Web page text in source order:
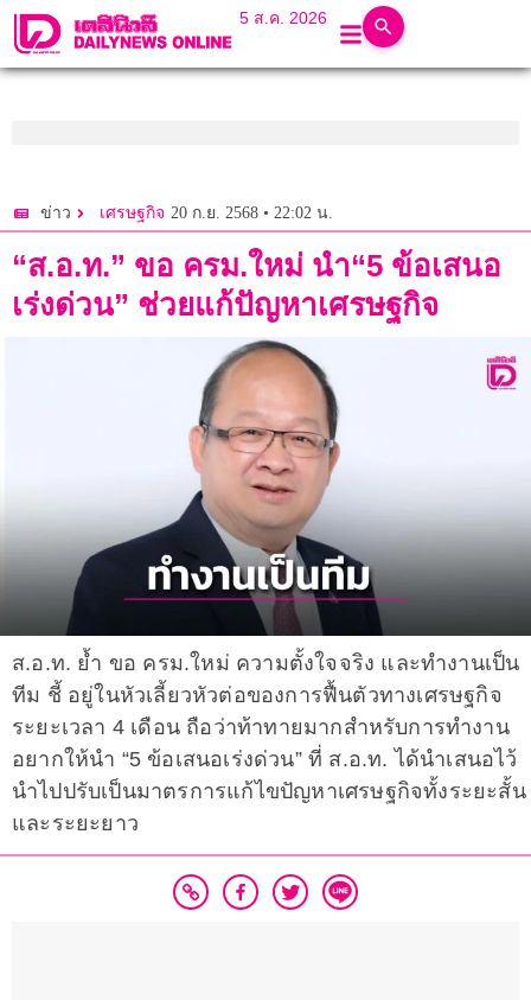
5 ส.ค. 2026
ข่าว เศรษฐกิจ 20 ก.ย. 2568 • 22:02 น.
“ส.อ.ท.” ขอ ครม.ใหม่ นำ“5 ข้อเสนอ
เร่งด่วน” ช่วยแก้ปัญหาเศรษฐกิจ
ส.อ.ท. ย้ำ ขอ ครม.ใหม่ ความตั้งใจจริง และทำงานเป็น
ทีม ชี้ อยู่ในหัวเลี้ยวหัวต่อของการฟื้นตัวทางเศรษฐกิจ
ระยะเวลา 4 เดือน ถือว่าท้าทายมากสำหรับการทำงาน
อยากให้นำ “5 ข้อเสนอเร่งด่วน” ที่ ส.อ.ท. ได้นำเสนอไว้
นำไปปรับเป็นมาตรการแก้ไขปัญหาเศรษฐกิจทั้งระยะสั้น
และระยะยาว